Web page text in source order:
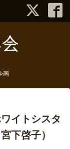
画
イトシスタ
下啓子）